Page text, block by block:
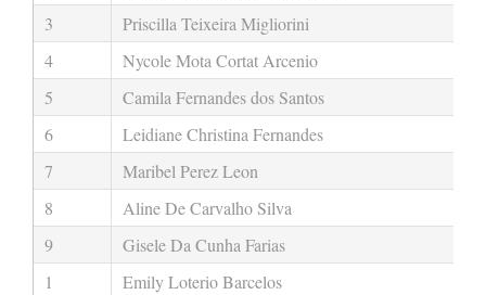
3
Priscilla Teixeira Migliorini
4
Nycole Mota Cortat Arcenio
5
Camila Fernandes dos Santos
6
Leidiane Christina Fernandes
7
Maribel Perez Leon
8
Aline De Carvalho Silva
9
Gisele Da Cunha Farias
1
Emily Loterio Barcelos